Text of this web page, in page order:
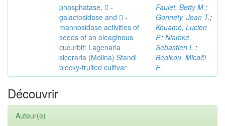
phosphatase,  -
galactosidase and  -
mannosidase activities of
seeds of an oleaginous
cucurbit: Lagenaria
siceraria (Molina) Standl
blocky-fruited cultivar
Faulet, Betty M.;
Gonnety, Jean T.;
Kouamé, Lucien
P.; Niamké,
Sébastien L.;
Bédikou, Micaël
E.
Découvrir
Auteur(e)